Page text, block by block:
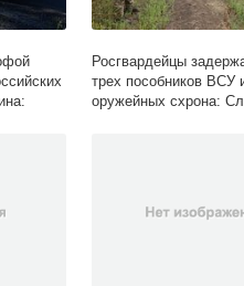
Росгвардейцы
трех пособников ВСУ
оружейных схрона: